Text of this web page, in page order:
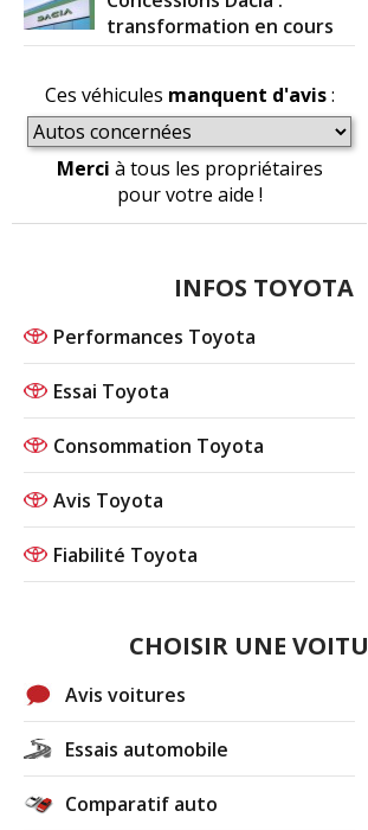
transformation en cours
Ces véhicules manquent d'avis:
Merci à tous les propriétaires
pour votre aide !
INFOS TOYOTA
Performances Toyota
Essai Toyota
Consommation Toyota
Avis Toyota
Fiabilité Toyota
CHOISIR UNE
Avis voitures
Essais automobile
Comparatif auto